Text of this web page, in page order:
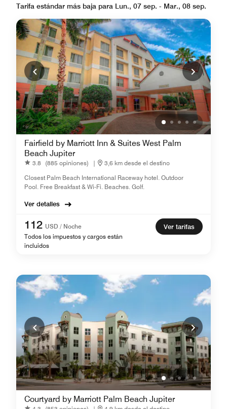
Tarifa estándar más baja para Lun., 07 sep. - Mar., 08 sep.
Fairfield by Marriott Inn & Suites West Palm
Beach Jupiter
3.8 (885 opiniones) |
3,6 km desde el destino
Closest Palm Beach International Raceway hotel. Outdoor
Pool. Free Breakfast & Wi-Fi. Beaches. Golf.
Ver detalles
112 USD / Noche
Todos los impuestos y cargos están
incluidos
Ver tarifas
Courtyard by Marriott Palm Beach Jupiter